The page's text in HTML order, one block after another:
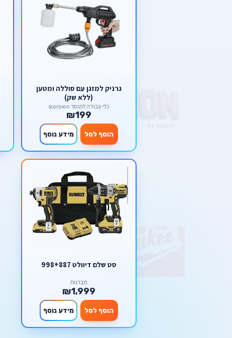
גרניק למזגן עם סוללה ומטען
(ללא שק)
כלי עבודה למוסך scorpion
₪199
הוסף לסל מידע נוסף
סט שלם דיוולט 998+887
מברגות
₪1,999
הוסף לסל מידע נוסף